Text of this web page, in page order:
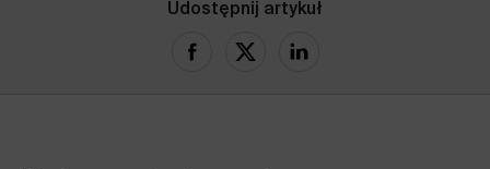
Udostępnij artykuł